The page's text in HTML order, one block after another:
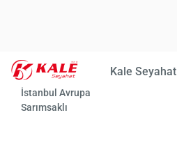
Kale Seyahat
İstanbul Avrupa
Sarımsaklı